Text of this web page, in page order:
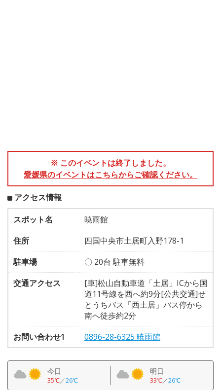
※ このイベントは終了しました。
愛媛県のイベントはこちらからご確認ください。
アクセス情報
スポット名
暁雨館
住所
四国中央市土居町入野178-1
駐車場
〇 20台 駐車無料
交通アクセス
[車]松山自動車道「土居」ICから国
道11号線を西へ約9分[公共交通]せ
とうちバス「西土居」バス停から
南へ徒歩約2分
お問い合わせ1
0896-28-6325 暁雨館
今日
35℃／26℃
明日
33℃／26℃